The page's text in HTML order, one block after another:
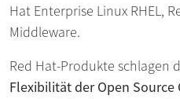
Hat Enterprise Linux RHEL,
Middleware.
Red Hat-Produkte schlagen
Flexibilität der Open Source